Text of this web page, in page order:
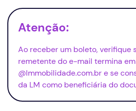
Atenção:
Ao receber um boleto, verifique
remetente do e-mail termina em
@lmmobilidade.com.br e se
da LM como beneficiária do